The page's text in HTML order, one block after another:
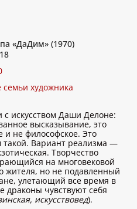
«ДаДим» (1970)
художника
с искусством Даши Делоне:
высказывание, это
и не философское. Это
такой. Вариант реализма —
Творчество
на многовековой
жителя, но не подавленный
улетающий все время в
драконы чувствуют себя
искусствовед).